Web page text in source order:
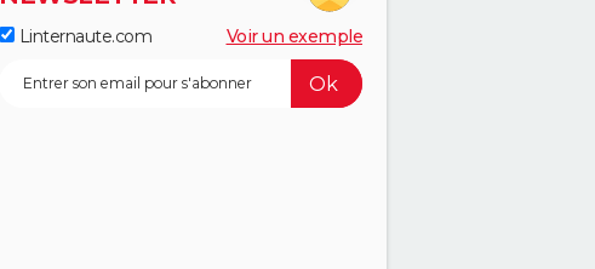
Linternaute.com Voir un exemple